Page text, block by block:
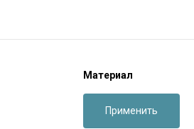
Материал
Применить